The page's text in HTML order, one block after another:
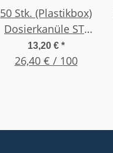
50 Stk. (Plastikbox)
Dosierkanüle ST-
Straight, Gr. 15G
1,5" (38,1mm)
13,20 € *
26,40 € / 100